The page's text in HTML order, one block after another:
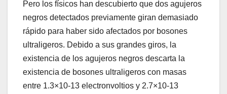
Pero los físicos han descubierto que dos agujeros
negros detectados previamente giran demasiado
rápido para haber sido afectados por bosones
ultraligeros. Debido a sus grandes giros, la
existencia de los agujeros negros descarta la
existencia de bosones ultraligeros con masas
entre 1.3×10-13 electronvoltios y 2.7×10-13